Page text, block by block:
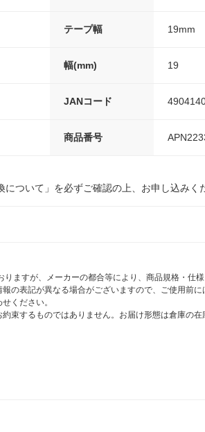
テープ幅 19mm
幅(mm) 19
JANコード
商品番号
ついて」を必ずご確認の上、お申し込みく
ますが、メーカーの都合等により、商品規格・仕
の表記が異なる場合がございますので、ご使用前
ください。
束するものではありません。お届け形態は倉庫の